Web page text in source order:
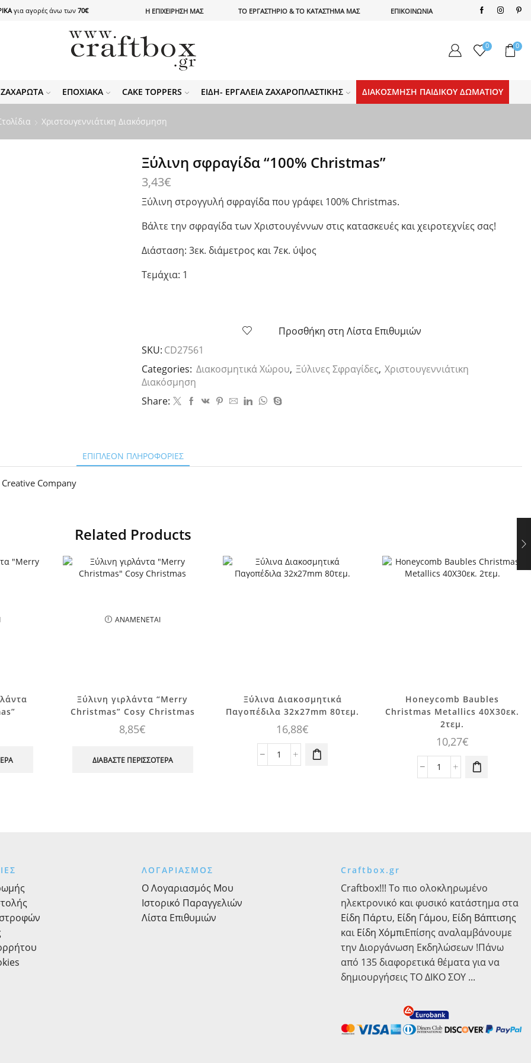
για αγορές άνω των 70€ Η ΕΠΙΧΕΙΡΗΣΗ ΜΑΣ ΤΟ ΕΡΓΑΣΤΗΡΙΟ & ΤΟ ΚΑΤΑΣΤΗΜΑ ΜΑΣ ΕΠΙΚΟΙΝΩΝΙΑ
0 0
ΖΑΧΑΡΩΤΆ ΕΠΟΧΙΑΚΆ CAKE TOPPERS ΕΊΔΗ- ΕΡΓΑΛΕΊΑ ΖΑΧΑΡΟΠΛΑΣΤΙΚΉΣ ΔΙΑΚΌΣΜΗΣΗ ΠΑΙΔΙΚΟΎ ΔΩΜΑΤΊΟΥ
Χριστουγεννιάτικη Διακόσμηση
Ξύλινη σφραγίδα “100% Christmas”
3,43€
Ξύλινη στρογγυλή σφραγίδα που γράφει 100% Christmas.
Βάλτε την σφραγίδα των Χριστουγέννων στις κατασκευές και χειροτεχνίες σας!
Διάσταση: 3εκ. διάμετρος και 7εκ. ύψος
Τεμάχια: 1
Προσθήκη στη Λίστα Επιθυμιών
SKU: CD27561
Categories: Διακοσμητικά Χώρου, Ξύλινες Σφραγίδες, Χριστουγεννιάτικη
Διακόσμηση
Share:
ΕΠΙΠΛΈΟΝ ΠΛΗΡΟΦΟΡΊΕΣ
Creative Company
Related Products
ΑΝΑΜΈΝΕΤΑΙ
Ξύλινη γιρλάντα “Merry
Christmas” Cosy Christmas
8,85€
ΔΙΑΒΆΣΤΕ ΠΕΡΙΣΣΌΤΕΡΑ
Ξύλινα Διακοσμητικά
Παγοπέδιλα 32x27mm 80τεμ.
16,88€
Ξύλινα
Honeycomb Baubles
Christmas Metallics 40Χ30εκ.
2τεμ.
10,27€
Honeycomb
ΛΟΓΑΡΙΑΣΜΟΣ
Ο Λογαριασμός Μου
Ιστορικό Παραγγελιών
Λίστα Επιθυμιών
Craftbox.gr
Craftbox!!! Το πιο ολοκληρωμένο
ηλεκτρονικό και φυσικό κατάστημα στα
Είδη Πάρτυ, Είδη Γάμου, Είδη Βάπτισης
και Είδη ΧόμπιΕπίσης αναλαμβάνουμε
την Διοργάνωση Εκδηλώσεων !Πάνω
από 135 διαφορετικά θέματα για να
δημιουργήσεις ΤΟ ΔΙΚΟ ΣΟΥ ...